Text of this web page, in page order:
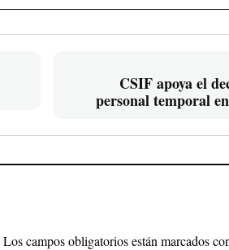
CSIF apoya el
personal temporal
Los campos obligatorios están marcados